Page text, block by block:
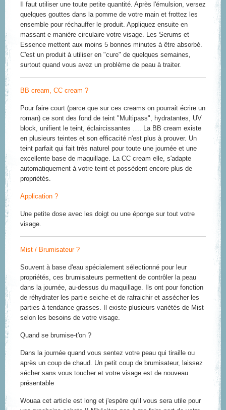
Il faut utiliser une toute petite quantité. Après l'émulsion, versez
quelques gouttes dans la pomme de votre main et frottez les
ensemble pour réchauffer le produit. Appliquez ensuite en
massant e manière circulaire votre visage. Les Serums et
Essence mettent aux moins 5 bonnes minutes à être absorbé.
C'est un produit à utiliser en "cure" de quelques semaines,
surtout quand vous avez un problème de peau à traiter.
BB cream, CC cream ?
Pour faire court (parce que sur ces creams on pourrait écrire un
roman) ce sont des fond de teint "Multipass", hydratantes, UV
block, unifient le teint, éclaircissantes …. La BB cream existe
en plusieurs teintes et son efficacité n'est plus à prouver. Un
teint parfait qui fait très naturel pour toute une journée et une
excellente base de maquillage. La CC cream elle, s'adapte
automatiquement à votre teint et possèdent encore plus de
propriétés.
Application ?
Une petite dose avec les doigt ou une éponge sur tout votre
visage.
Mist / Brumisateur ?
Souvent à base d'eau spécialement sélectionné pour leur
propriétés, ces brumisateurs permettent de contrôler la peau
dans la journée, au-dessus du maquillage. Ils ont pour fonction
de réhydrater les partie seiche et de rafraichir et assécher les
parties à tendance grasses. Il existe plusieurs variétés de Mist
selon les besoins de votre visage.
Quand se brumise-t'on ?
Dans la journée quand vous sentez votre peau qui tiraille ou
après un coup de chaud. Un petit coup de brumisateur, laissez
sécher sans vous toucher et votre visage est de nouveau
présentable
Wouaa cet article est long et j'espère qu'il vous sera utile pour